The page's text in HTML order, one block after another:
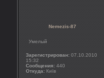
Nemezis-87
Умелый
Зарегистрирован: 07.10.2010
15:32
Сообщения: 440
Откуда: Київ